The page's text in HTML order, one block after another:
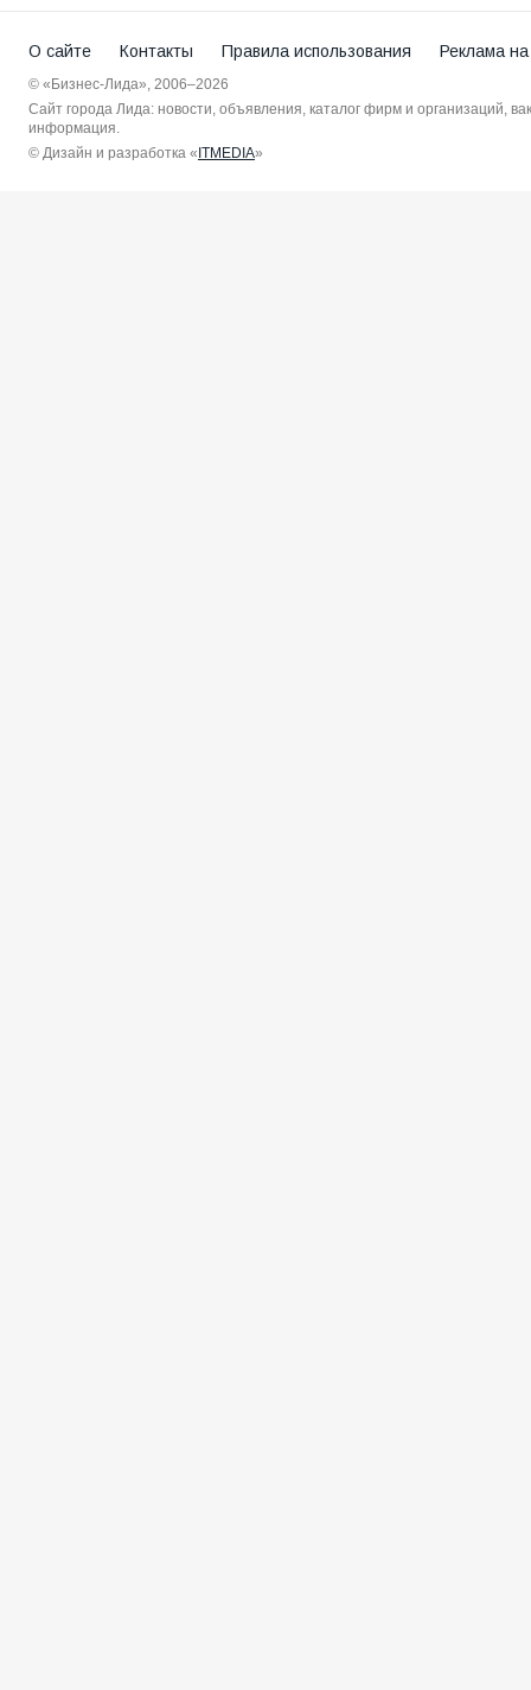
О сайте Контакты Правила использования Реклама
© «Бизнес-Лида», 2006–2026
Сайт города Лида: новости, объявления, каталог фирм и организаций,
информация.
© Дизайн и разработка « ITMEDIA»